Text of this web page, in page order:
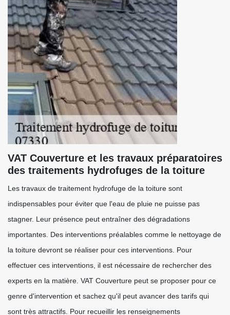
VAT Couverture et les travaux préparatoires
des traitements hydrofuges de la toiture
Les travaux de traitement hydrofuge de la toiture sont
indispensables pour éviter que l'eau de pluie ne puisse pas
stagner. Leur présence peut entraîner des dégradations
importantes. Des interventions préalables comme le nettoyage de
la toiture devront se réaliser pour ces interventions. Pour
effectuer ces interventions, il est nécessaire de rechercher des
experts en la matière. VAT Couverture peut se proposer pour ce
genre d'intervention et sachez qu'il peut avancer des tarifs qui
sont très attractifs. Pour recueillir les renseignements